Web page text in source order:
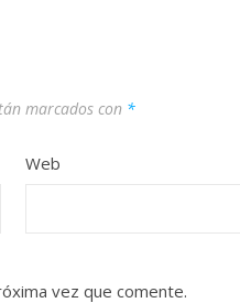
marcados con *
Web
vez que comente.